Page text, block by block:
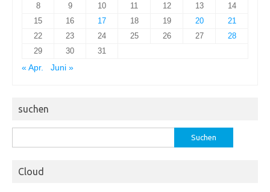
8
9 10 11 12 13
14
15
16 17 18 19 20
21
22
23 24 25 26 27
28
29
30
31
« Apr.
Juni »
suchen
nach:
Cloud